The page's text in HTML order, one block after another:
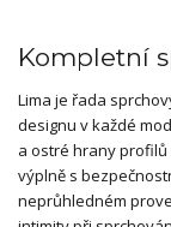
Kompletní
Lima je řada
designu v každé
a ostré hrany profilů
výplně s
neprůhledném